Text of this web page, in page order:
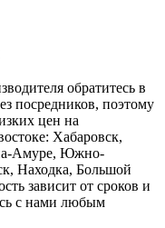
обратитесь в
посредников, поэтому
цен на
Хабаровск,
Амуре, Южно-
Находка, Большой
зависит от сроков и
с нами любым